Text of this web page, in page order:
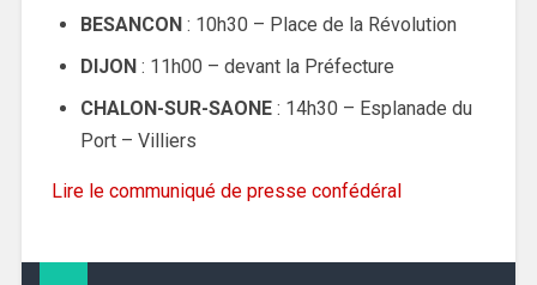
BESANCON: 10h30 – Place de la Révolution
DIJON : 11h00 – devant la Préfecture
CHALON-SUR-SAONE: 14h30 – Esplanade du
Port – Villiers
Lire le communiqué de presse confédéral